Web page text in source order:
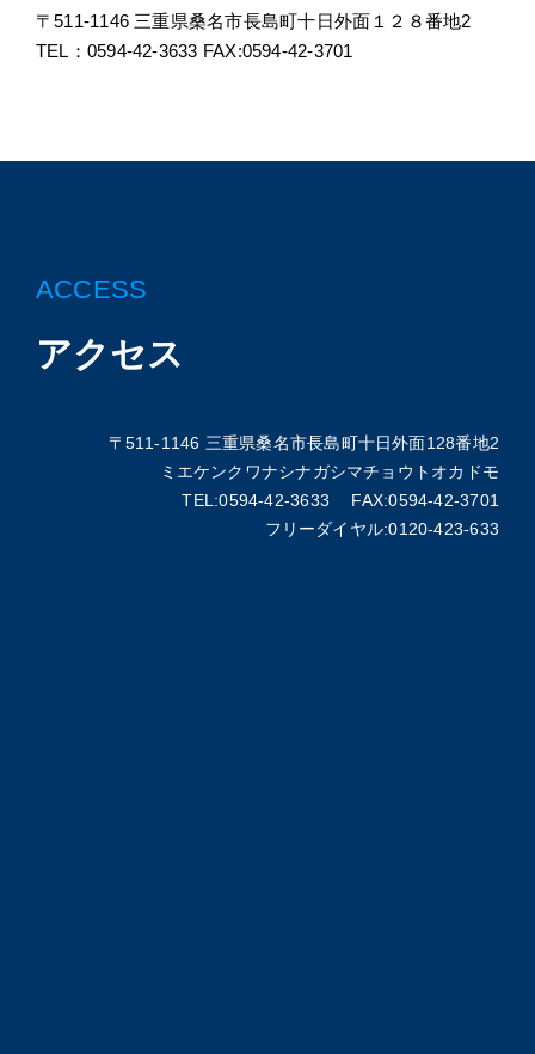
〒511-1146 三重県桑名市長島町十日外面１２８番地2
TEL：0594-42-3633 FAX:0594-42-3701
ACCESS
アクセス
〒511-1146 三重県桑名市長島町十日外面128番地2
ミエケンクワナシナガシマチョウトオカドモ
TEL:0594-42-3633 FAX:0594-42-3701
フリーダイヤル:0120-423-633